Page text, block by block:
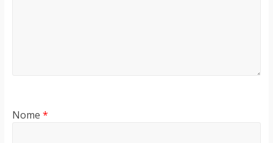
Nome *